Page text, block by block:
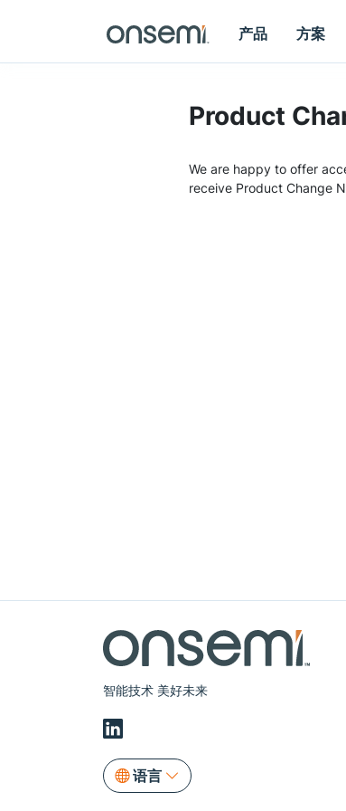
产品 方案
Product
We are happy to offer
receive Product Change
智能技术 美好未来
语言